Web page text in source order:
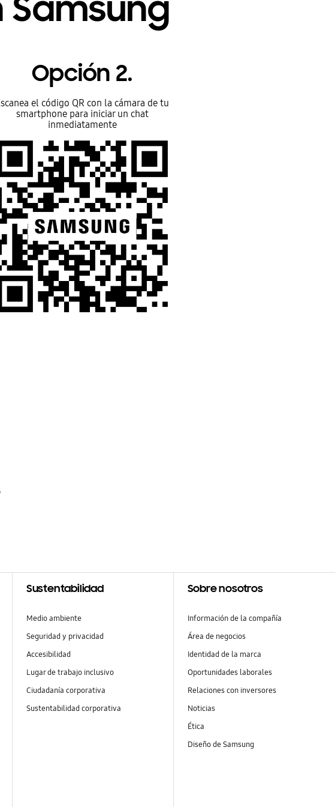
Opción 2.
el código QR con la cámara de tu
smartphone para iniciar un chat
inmediatamente
Sustentabilidad
Medio ambiente
Seguridad y privacidad
Accesibilidad
Lugar de trabajo inclusivo
Ciudadanía corporativa
Sustentabilidad corporativa
Sobre nosotros
Información de la compañía
Área de negocios
Identidad de la marca
Oportunidades laborales
Relaciones con inversores
Noticias
Ética
Diseño de Samsung